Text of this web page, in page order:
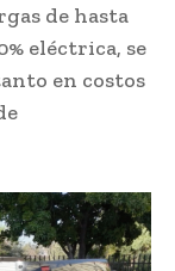
de hasta
eléctrica, se
en costos